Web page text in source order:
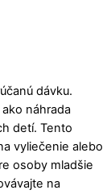
dávku.
náhrada
detí. Tento
vyliečenie alebo
osoby mladšie
na